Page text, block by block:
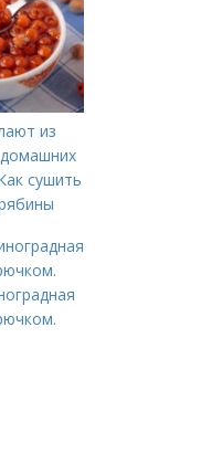
из
сушить